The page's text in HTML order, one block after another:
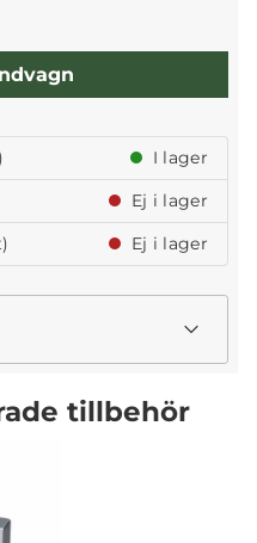
I lager
Ej i lager
Ej i lager
tillbehör